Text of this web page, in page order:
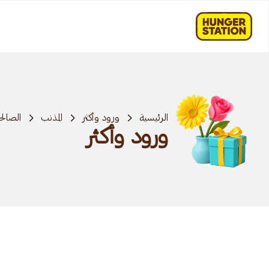
الرئيسية ورود وأكثر المذنب
ورود وأكثر